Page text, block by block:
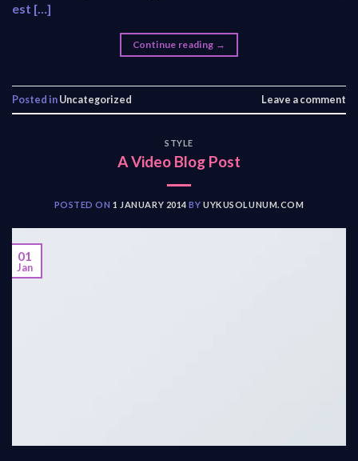
est […]
Continue reading →
Posted inUncategorized Leave a comment
STYLE
A Video Blog Post
POSTED ON1 JANUARY 2014 BYUYKUSOLUNUM.COM
01
Jan